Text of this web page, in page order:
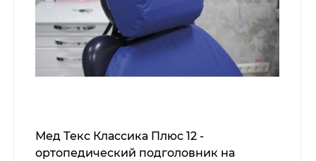
Мед Текс Классика Плюс 12 -
ортопедический подголовник на